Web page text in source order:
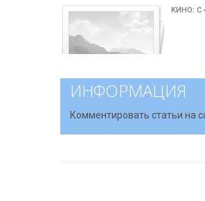
КИНО: С
ИНФОРМАЦИЯ
Комментировать статьи на